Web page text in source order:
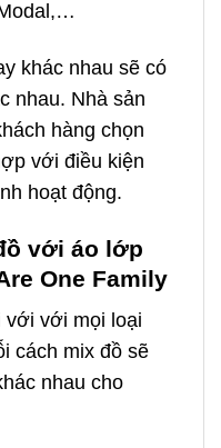
khác nhau sẽ có
nhau. Nhà sản
hàng chọn
với điều kiện
hoạt động.
với áo lớp
One Family
với với mọi loại
cách mix đồ sẽ
nhau cho